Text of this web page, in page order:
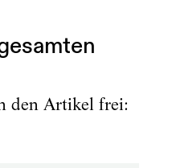
den Artikel frei: